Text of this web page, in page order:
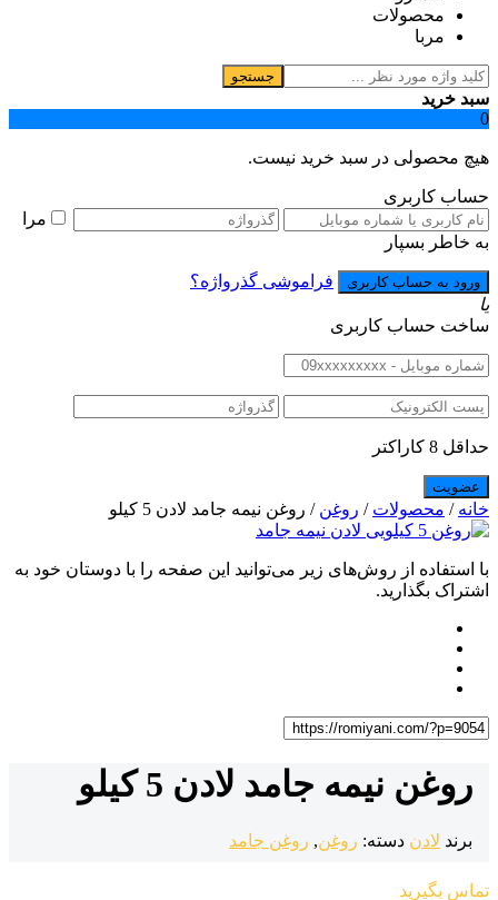
محصولات
مربا
جستجو
سبد خرید
0
هیچ محصولی در سبد خرید نیست.
حساب کاربری
مرا
به خاطر بسپار
فراموشی گذرواژه؟
یا
ساخت حساب کاربری
حداقل 8 کاراکتر
خانه / محصولات / روغن / روغن نیمه جامد لادن 5 کیلو
با استفاده از روش‌های زیر می‌توانید این صفحه را با دوستان خود به
اشتراک بگذارید.
روغن نیمه جامد لادن 5 کیلو
برند لادن دسته: روغن, روغن جامد
تماس بگیرید